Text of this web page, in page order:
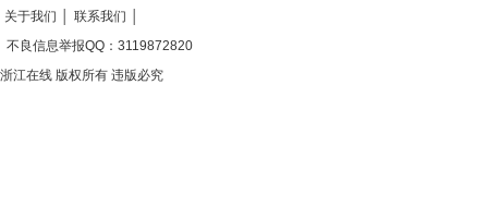
关于我们 联系我们
不良信息举报QQ：3119872820
浙江在线 版权所有 违版必究